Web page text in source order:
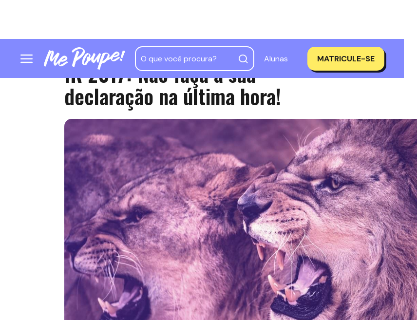
Alunas MATRICULE-SE
IR 2017: Não faça a sua
declaração na última hora!